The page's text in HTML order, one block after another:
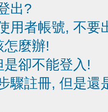
出?
用者帳號, 不要
麼辦!
卻不能登入!
驟註冊, 但是還